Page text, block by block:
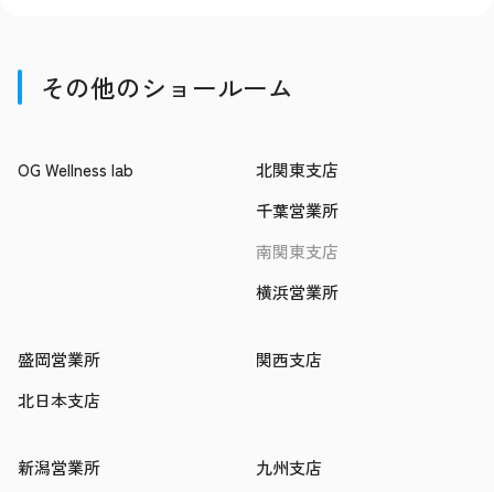
その他のショールーム
OG Wellness lab
北関東支店
千葉営業所
南関東支店
横浜営業所
盛岡営業所
北日本支店
関西支店
新潟営業所
九州支店